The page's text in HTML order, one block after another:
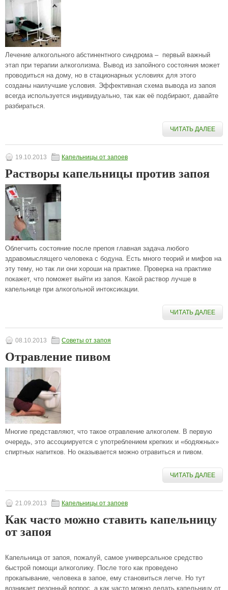
Лечение алкогольного абстинентного синдрома – первый важный
этап при терапии алкоголизма. Вывод из запойного состояния может
проводиться на дому, но в стационарных условиях для этого
созданы наилучшие условия. Эффективная схема вывода из запоя
всегда используется индивидуально, так как её подбирают, давайте
разбираться.
ЧИТАТЬ ДАЛЕЕ
19.10.2013 Капельницы от запоев
Растворы капельницы против запоя
Облегчить состояние после препоя главная задача любого
здравомыслящего человека с бодуна. Есть много теорий и мифов на
эту тему, но так ли они хороши на практике. Проверка на практике
покажет, что поможет выйти из запоя. Какой раствор лучше в
капельнице при алкогольной интоксикации.
ЧИТАТЬ ДАЛЕЕ
08.10.2013 Советы от запоя
Отравление пивом
Многие представляют, что такое отравление алкоголем. В первую
очередь, это ассоциируется с употреблением крепких и «бодяжных»
спиртных напитков. Но оказывается можно отравиться и пивом.
ЧИТАТЬ ДАЛЕЕ
21.09.2013 Капельницы от запоев
Как часто можно ставить капельницу
от запоя
Капельница от запоя, пожалуй, самое универсальное средство
быстрой помощи алкоголику. После того как проведено
прокапывание, человека в запое, ему становиться легче. Но тут
возникает резонный вопрос, а как часто можно делать капельницу от